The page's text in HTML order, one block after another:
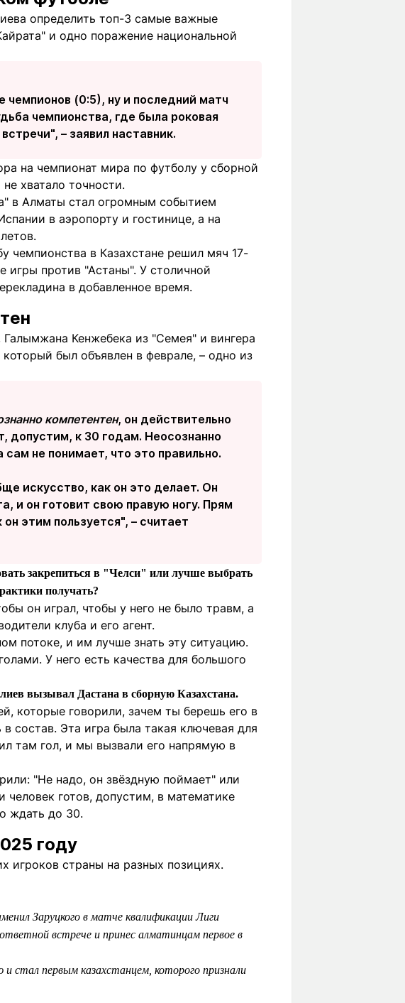
определить топ-3 самые важные
и одно поражение национальной
чемпионов (0:5), ну и последний матч
чемпионства, где была роковая
– заявил наставник.
на чемпионат мира по футболу у сборной
хватало точности.
в Алматы стал огромным событием
в аэропорту и гостинице, а на
чемпионства в Казахстане решил мяч 17-
игры против "Астаны". У столичной
в добавленное время.
Кенжебека из "Семея" и вингера
был объявлен в феврале, – одно из
компетентен, он действительно
к 30 годам. Неосознанно
не понимает, что это правильно.
искусство, как он это делает. Он
и он готовит свою правую ногу. Прям
этим пользуется", – считает
закрепиться в "Челси" или лучше выбрать
получать?
он играл, чтобы у него не было травм, а
клуба и его агент.
потоке, и им лучше знать эту ситуацию.
У него есть качества для большого
вызывал Дастана в сборную Казахстана.
которые говорили, зачем ты берешь его в
состав. Эта игра была такая ключевая для
там гол, и мы вызвали его напрямую в
"Не надо, он звёздную поймает" или
человек готов, допустим, в математике
ждать до 30.
году
игроков страны на разных позициях.
Заруцкого в матче квалификации Лиги
встрече и принес алматинцам первое в
стал первым казахстанцем, которого признали